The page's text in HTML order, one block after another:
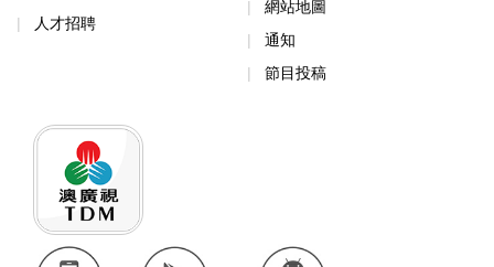
人才招聘
網站地圖
通知
節目投稿